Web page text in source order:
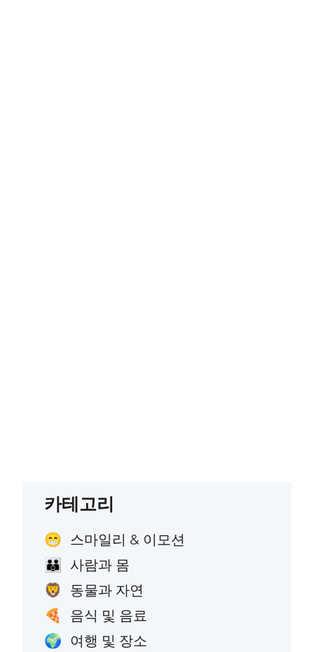
카테고리
😁 스마일리 & 이모션
👪 사람과 몸
🦁 동물과 자연
🍕 음식 및 음료
🌍 여행 및 장소